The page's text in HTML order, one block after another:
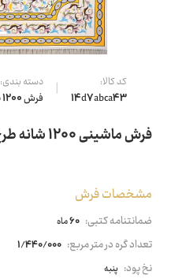
کد کالا:
14d7abca43
دسته بندی:
فرش 1200 شانه کاشان
فرش ماشینی 1200 شانه طرح نیان
مشخصات فرش
ضمانتنامه کتبی: 60 ماه
تعداد گره در متر مربع: 1/440/000
نخ پود: پنبه